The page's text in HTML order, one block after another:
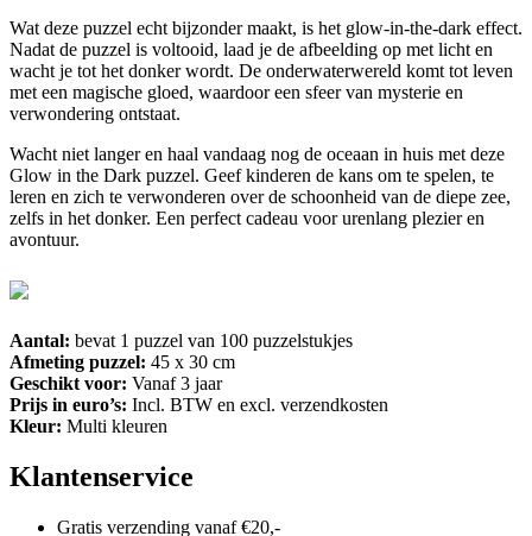
Wat deze puzzel echt bijzonder maakt, is het glow-in-the-dark effect.
Nadat de puzzel is voltooid, laad je de afbeelding op met licht en
wacht je tot het donker wordt. De onderwaterwereld komt tot leven
met een magische gloed, waardoor een sfeer van mysterie en
verwondering ontstaat.
Wacht niet langer en haal vandaag nog de oceaan in huis met deze
Glow in the Dark puzzel. Geef kinderen de kans om te spelen, te
leren en zich te verwonderen over de schoonheid van de diepe zee,
zelfs in het donker. Een perfect cadeau voor urenlang plezier en
avontuur.
Aantal: bevat 1 puzzel van 100 puzzelstukjes
Afmeting puzzel: 45 x 30 cm
Geschikt voor: Vanaf 3 jaar
Prijs in euro’s: Incl. BTW en excl. verzendkosten
Kleur: Multi kleuren
Klantenservice
Gratis verzending vanaf €20,-